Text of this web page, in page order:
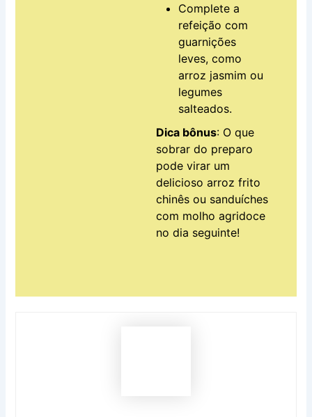
Complete a
refeição com
guarnições
leves, como
arroz jasmim ou
legumes
salteados.
Dica bônus: O que
sobrar do preparo
pode virar um
delicioso arroz frito
chinês ou sanduíches
com molho agridoce
no dia seguinte!